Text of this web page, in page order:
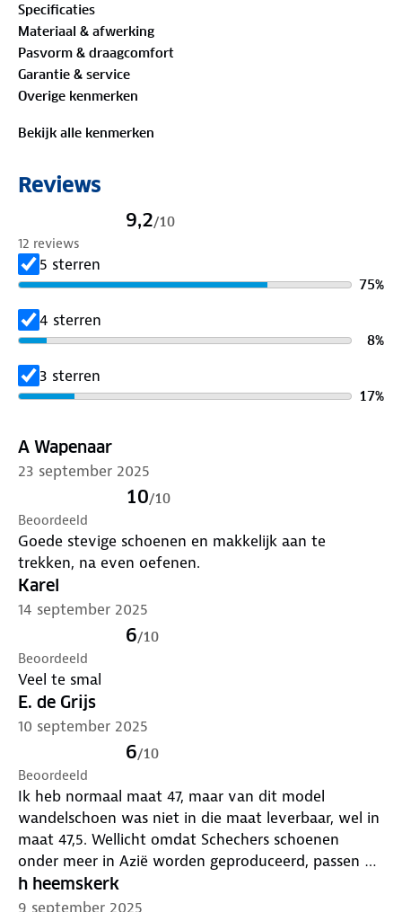
verschillende ondergronden. De hakhoogte van 3.8
cm zorgt voor extra ondersteuning. De navy kleur
en het herkenbare Skechers® logo geven deze
sneakers een sportieve uitstraling. Een korte
wandeling of een langere tocht? Met deze
wandelsneakers ben je er helemaal klaar voor!
Specificaties
Materiaal & afwerking
Pasvorm & draagcomfort
Garantie & service
Overige kenmerken
Bekijk alle kenmerken
Reviews
9,2/10
12 reviews
5 sterren
75%
4 sterren
8%
3 sterren
17%
A Wapenaar
23 september 2025
10/10
Beoordeeld
Goede stevige schoenen en makkelijk aan te
trekken, na even oefenen.
Karel
14 september 2025
6/10
Beoordeeld
Veel te smal
E. de Grijs
10 september 2025
6/10
Beoordeeld
Ik heb normaal maat 47, maar van dit model
wandelschoen was niet in die maat leverbaar, wel in
maat 47,5. Wellicht omdat Schechers schoenen
onder meer in Azië worden geproduceerd, passen ze
toch prima. Het zonder veters te hoeven strikken in
de schoen kunnen glijden is wel gemakkelijk bij het
h heemskerk
9 september 2025